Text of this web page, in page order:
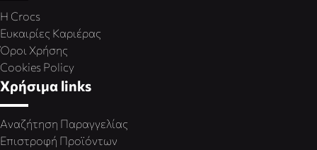
Η Crocs
Ευκαιρίες Καριέρας
Όροι Χρήσης
Cookies Policy
Χρήσιμα links
Αναζήτηση Παραγγελίας
Επιστροφή Προϊόντων